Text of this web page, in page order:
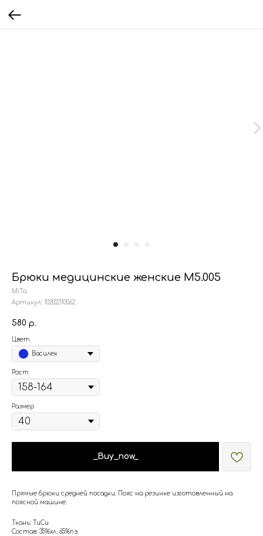
Брюки медицинские женские М5.005
MiTa
Артикул:
10202310062
580 р.
Цвет
Василек
Рост
Размер
_Buy_now_
Прямые брюки средней посадки. Пояс на резинке изготовленный на
поясной машине.
Ткань: ТиСи
Состав: 35%хл. 65%пэ.